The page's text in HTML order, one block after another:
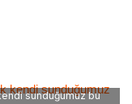
sunduğumuz bu